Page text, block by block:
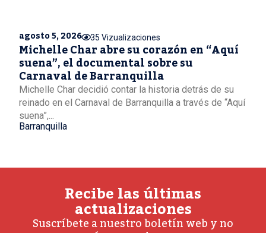
agosto 5, 2026 35 Vizualizaciones
Michelle Char abre su corazón en “Aquí
suena”, el documental sobre su
Carnaval de Barranquilla
Michelle Char decidió contar la historia detrás de su
reinado en el Carnaval de Barranquilla a través de “Aquí
suena”,...
Barranquilla
Recibe las últimas
actualizaciones
Suscríbete a nuestro boletín web y no